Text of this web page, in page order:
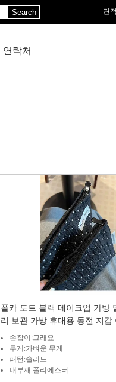
견
Search
연락처
폴카 도트 블랙 메이크업 가방
리 보관 가방 휴대용 동전 지갑
손잡이:그래요
무게:가벼운 무게
패턴:솔리드
내부재:폴리에스터